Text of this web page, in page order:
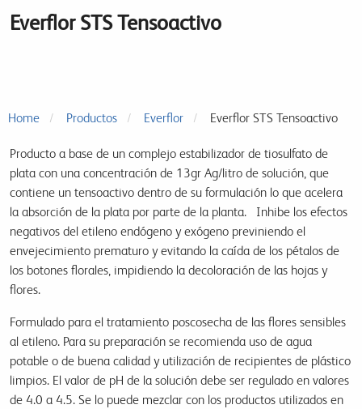
Everflor STS Tensoactivo
Home Productos Everflor Everflor STS Tensoactivo
Producto a base de un complejo estabilizador de tiosulfato de
plata con una concentración de 13gr Ag/litro de solución, que
contiene un tensoactivo dentro de su formulación lo que acelera
la absorción de la plata por parte de la planta. Inhibe los efectos
negativos del etileno endógeno y exógeno previniendo el
envejecimiento prematuro y evitando la caída de los pétalos de
los botones florales, impidiendo la decoloración de las hojas y
flores.
Formulado para el tratamiento poscosecha de las flores sensibles
al etileno. Para su preparación se recomienda uso de agua
potable o de buena calidad y utilización de recipientes de plástico
limpios. El valor de pH de la solución debe ser regulado en valores
de 4.0 a 4.5. Se lo puede mezclar con los productos utilizados en